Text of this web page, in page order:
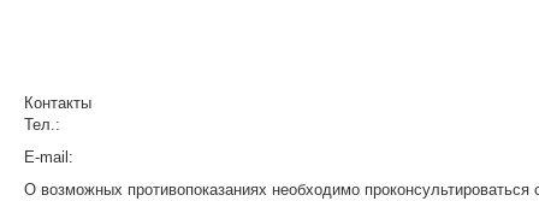
Контакты
Тел.:
E-mail:
О возможных противопоказаниях необходимо проконсультироваться